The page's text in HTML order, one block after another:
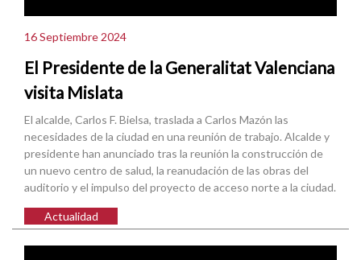
16 Septiembre 2024
El Presidente de la Generalitat Valenciana
visita Mislata
El alcalde, Carlos F. Bielsa, traslada a Carlos Mazón las
necesidades de la ciudad en una reunión de trabajo. Alcalde y
presidente han anunciado tras la reunión la construcción de
un nuevo centro de salud, la reanudación de las obras del
auditorio y el impulso del proyecto de acceso norte a la ciudad.
Actualidad